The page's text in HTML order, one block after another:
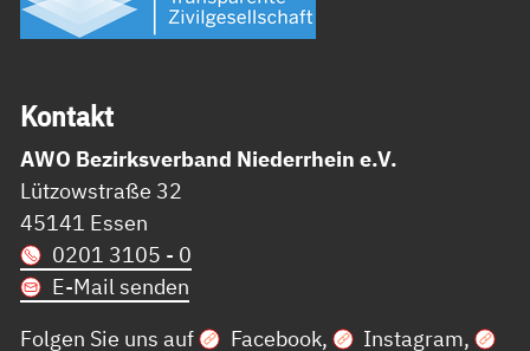
Kon­takt
AWO Bezirksverband Niederrhein e.V.
Lützowstraße 32
45141 Essen
0201 3105 - 0
E-Mail senden
Folgen Sie uns auf
Facebook, Instagram,